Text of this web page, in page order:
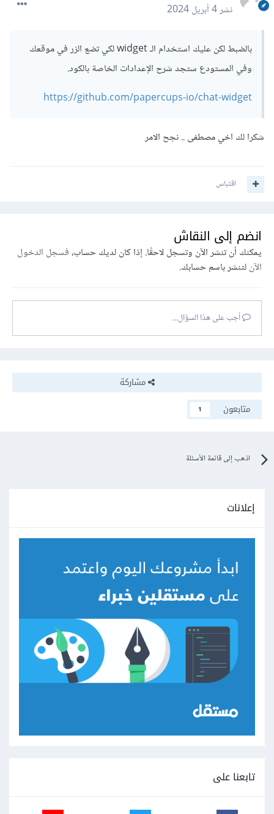
نشر4 أبريل 2024
بالضبط لكن عليك استخدام الـ widget لكي تضع الزر في موقعك
وفي المستودع ستجد شرح الإعدادات الخاصة بالكود.
https://github.com/papercups-io/chat-widget
شكرا لك اخي مصطفى .. نجح الامر
اقتباس
انضم إلى النقاش
يمكنك أن تنشر الآن وتسجل لاحقًا. إذا كان لديك حساب،فسجل الدخول
الآنلتنشر باسم حسابك.
أجب على هذا السؤال...
مشاركة
متابعون
1
اذهب إلى قائمة الأسئلة
إعلانات
تابعنا على